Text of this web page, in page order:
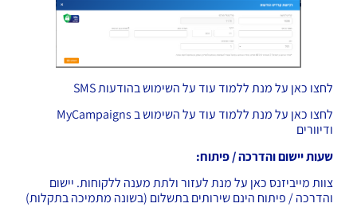
לחצו כאן על מנת ללמוד עוד על השימוש בהודעות SMS
לחצו כאן
על מנת ללמוד עוד על השימוש ב MyCampaigns
ודיוורים
שעות יישום והדרכה / פיתוח:
צוות מייביזנס כאן על מנת לעזור ולתת מענה ללקוחות. יישום
והדרכה / פיתוח הינם שירותים בתשלום (בשונה מתמיכה בתקלות)